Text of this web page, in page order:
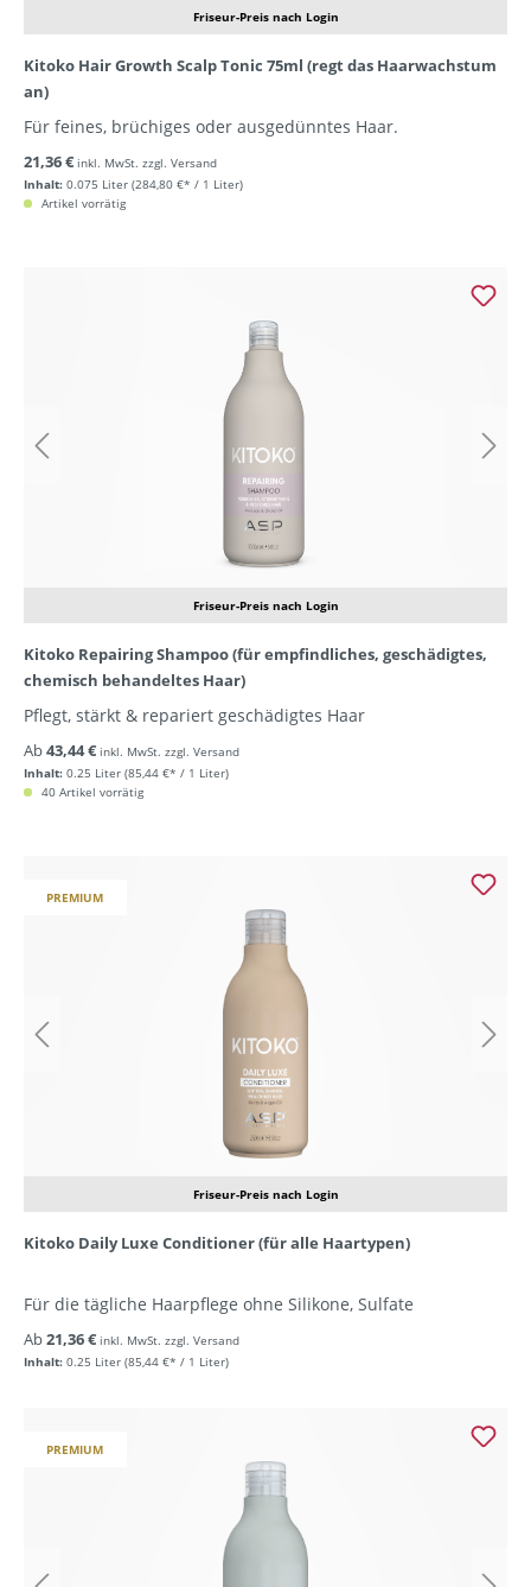
Friseur-Preis nach Login
Kitoko Hair Growth Scalp Tonic 75ml (regt das Haarwachstum
an)
Für feines, brüchiges oder ausgedünntes Haar.
Inhalt: 0.075 Liter (284,80 €* / 1 Liter)
21,36 € inkl. MwSt. zzgl. Versand
Artikel vorrätig
Friseur-Preis nach Login
Kitoko Repairing Shampoo (für empfindliches, geschädigtes,
chemisch behandeltes Haar)
Pflegt, stärkt & repariert geschädigtes Haar
Inhalt: 0.25 Liter (85,44 €* / 1 Liter)
Ab43,44 € inkl. MwSt. zzgl. Versand
40 Artikel vorrätig
Friseur-Preis nach Login
PREMIUM
Kitoko Daily Luxe Conditioner (für alle Haartypen)
Für die tägliche Haarpflege ohne Silikone, Sulfate
Inhalt: 0.25 Liter (85,44 €* / 1 Liter)
Ab21,36 € inkl. MwSt. zzgl. Versand
PREMIUM